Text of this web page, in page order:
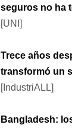
seguros no ha
[UNI]
Trece años
transformó un
[IndustriALL]
Bangladesh: